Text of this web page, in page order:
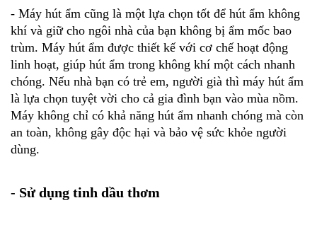
- Máy hút ẩm cũng là một lựa chọn tốt để hút ẩm không
khí và giữ cho ngôi nhà của bạn không bị ẩm mốc bao
trùm. Máy hút ẩm được thiết kế với cơ chế hoạt động
linh hoạt, giúp hút ẩm trong không khí một cách nhanh
chóng. Nếu nhà bạn có trẻ em, người già thì máy hút ẩm
là lựa chọn tuyệt vời cho cả gia đình bạn vào mùa nồm.
Máy không chỉ có khả năng hút ẩm nhanh chóng mà còn
an toàn, không gây độc hại và bảo vệ sức khỏe người
dùng.
- Sử dụng tinh dầu thơm